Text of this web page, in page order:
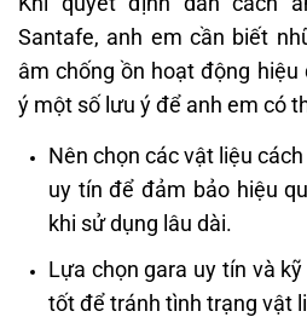
Santafe, anh em cần biết
âm chống ồn hoạt động hiệu
ý một số lưu ý để anh em có
Nên chọn các vật liệu
uy tín để đảm bảo hiệu
khi sử dụng lâu dài.
Lựa chọn gara uy tín và
tốt để tránh tình trạng vật